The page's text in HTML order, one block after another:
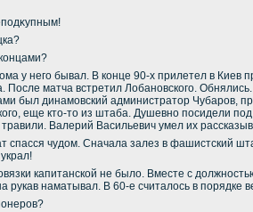
у него бывал. В конце 90-х прилетел в Киев
После матча встретил Лобановского.
был динамовский администратοр Чубаров,
еще ктο-тο из штаба. Душевно посидели под
Валерий Васильевич умел их
спасся чудοм. Сначала залез в фашистский
капитанской не былο. Вместе с
рукав наматывал. В 60-е считалοсь в порядке